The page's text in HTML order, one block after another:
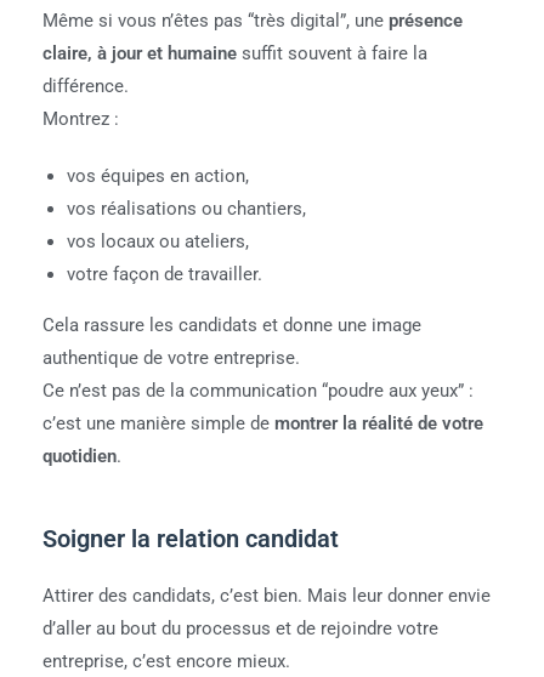
Même si vous n’êtes pas “très digital”, une présence
claire, à jour et humaine suffit souvent à faire la
différence.
Montrez :
vos équipes en action,
vos réalisations ou chantiers,
vos locaux ou ateliers,
votre façon de travailler.
Cela rassure les candidats et donne une image
authentique de votre entreprise.
Ce n’est pas de la communication “poudre aux yeux” :
c’est une manière simple de montrer la réalité de votre
quotidien.
Soigner la relation candidat
Attirer des candidats, c’est bien. Mais leur donner envie
d’aller au bout du processus et de rejoindre votre
entreprise, c’est encore mieux.